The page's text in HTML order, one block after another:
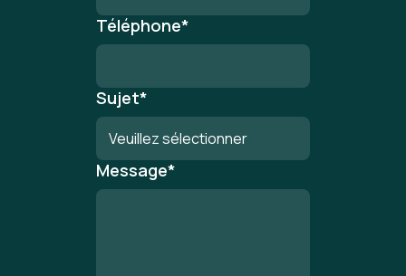
Téléphone*
Sujet*
Message*